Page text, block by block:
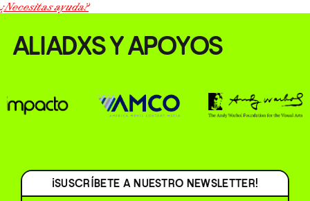
¿Necesitas ayuda?
ALIADXS Y APOYOS
¡SUSCRÍBETE A NUESTRO NEWSLETTER!